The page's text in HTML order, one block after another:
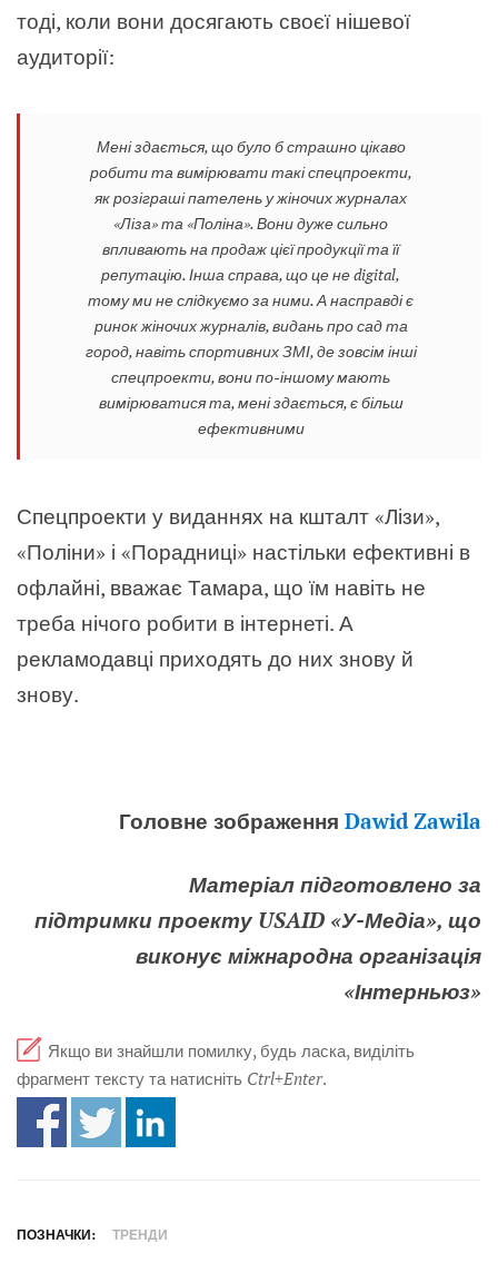
тоді, коли вони досягають своєї нішевої
аудиторії:
Мені здається, що було б страшно цікаво
робити та вимірювати такі спецпроекти,
як розіграші пателень у жіночих журналах
«Ліза» та «Поліна». Вони дуже сильно
впливають на продаж цієї продукції та її
репутацію. Інша справа, що це не digital,
тому ми не слідкуємо за ними. А насправді є
ринок жіночих журналів, видань про сад та
город, навіть спортивних ЗМІ, де зовсім інші
спецпроекти, вони по-іншому мають
вимірюватися та, мені здається, є більш
ефективними
Спецпроекти у виданнях на кшталт «Лізи»,
«Поліни» і «Порадниці» настільки ефективні в
офлайні, вважає Тамара, що їм навіть не
треба нічого робити в інтернеті. А
рекламодавці приходять до них знову й
знову.
Головне зображення Dawid Zawila
Матеріал підготовлено за
підтримки проекту USAID «У-Медіа», що
виконує міжнародна організація
«Інтерньюз»
Якщо ви знайшли помилку, будь ласка, виділіть
фрагмент тексту та натисніть Ctrl+Enter.
ПОЗНАЧКИ: ТРЕНДИ